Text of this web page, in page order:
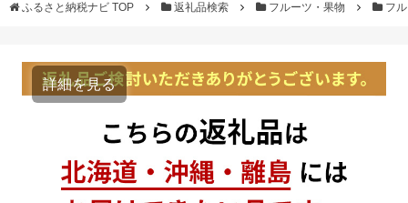
ふるさと納税ナビ TOP 返礼品検索 フルーツ・果物 フル
詳細を見る